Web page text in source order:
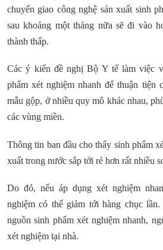
chuyển giao công nghệ sản xuất sinh
sau khoảng một tháng nữa sẽ đi vào
thành thấp.
Các ý kiến đề nghị Bộ Y tế làm việc
phẩm xét nghiệm nhanh để thuận tiện
mẫu gộp, ở nhiều quy mô khác nhau,
các vùng miền.
Thông tin ban đầu cho thấy sinh phẩm
xuất trong nước sắp tới rẻ hơn rất nhiều
Do đó, nếu áp dụng xét nghiệm
nghiệm có thể giảm tới hàng chục
nguồn sinh phẩm xét nghiệm nhanh,
xét nghiệm tại nhà.